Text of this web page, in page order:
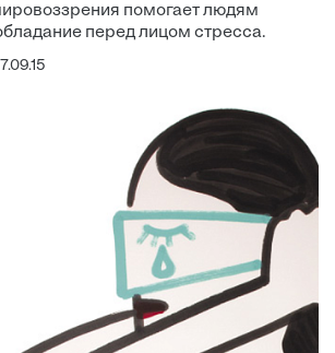
помогает людям
перед лицом стресса.